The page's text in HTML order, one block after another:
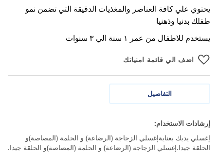
يحتوي علي كافة العناصر والمغذيات الدقيقة التي تضمن نمو
طفلك بدنيا وذهنيا
يستخدم للاطفال من عمر ١ سنة الي ٣ سنوات
اضف الي قائمة امنياتك
التفاصيل
إرشادات الاستخدام:
إغسلي يديك بعنايةإغسلي الزجاجة (الرضاعة) و الحلمة (المصاصة)و
الحلقة جيدا.إغسلي الزجاجة (الرضاعة) و الحلمة (المصاصة)و الحلقة جيدا.